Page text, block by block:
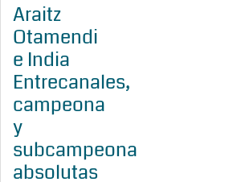
Araitz
Otamendi
e India
Entrecanales,
campeona
y
subcampeona
absolutas